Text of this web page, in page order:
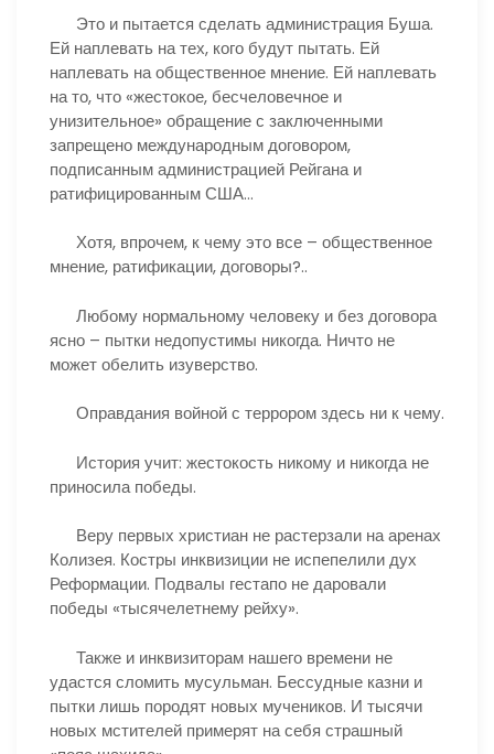
Это и пытается сделать администрация Буша.
Ей наплевать на тех, кого будут пытать. Ей
наплевать на общественное мнение. Ей наплевать
на то, что «жестокое, бесчеловечное и
унизительное» обращение с заключенными
запрещено международным договором,
подписанным администрацией Рейгана и
ратифицированным США…
Хотя, впрочем, к чему это все – общественное
мнение, ратификации, договоры?..
Любому нормальному человеку и без договора
ясно – пытки недопустимы никогда. Ничто не
может обелить изуверство.
Оправдания войной с террором здесь ни к чему.
История учит: жестокость никому и никогда не
приносила победы.
Веру первых христиан не растерзали на аренах
Колизея. Костры инквизиции не испепелили дух
Реформации. Подвалы гестапо не даровали
победы «тысячелетнему рейху».
Также и инквизиторам нашего времени не
удастся сломить мусульман. Бессудные казни и
пытки лишь породят новых мучеников. И тысячи
новых мстителей примерят на себя страшный